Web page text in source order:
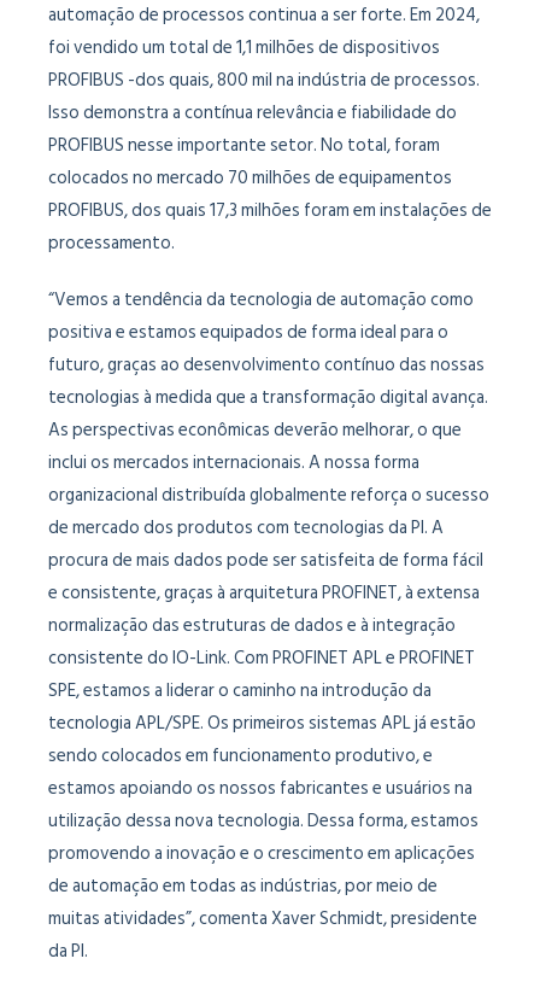
automação de processos continua a ser forte. Em 2024,
foi vendido um total de 1,1 milhões de dispositivos
PROFIBUS -dos quais, 800 mil na indústria de processos.
Isso demonstra a contínua relevância e fiabilidade do
PROFIBUS nesse importante setor. No total, foram
colocados no mercado 70 milhões de equipamentos
PROFIBUS, dos quais 17,3 milhões foram em instalações de
processamento.
“Vemos a tendência da tecnologia de automação como
positiva e estamos equipados de forma ideal para o
futuro, graças ao desenvolvimento contínuo das nossas
tecnologias à medida que a transformação digital avança.
As perspectivas econômicas deverão melhorar, o que
inclui os mercados internacionais. A nossa forma
organizacional distribuída globalmente reforça o sucesso
de mercado dos produtos com tecnologias da PI. A
procura de mais dados pode ser satisfeita de forma fácil
e consistente, graças à arquitetura PROFINET, à extensa
normalização das estruturas de dados e à integração
consistente do IO-Link. Com PROFINET APL e PROFINET
SPE, estamos a liderar o caminho na introdução da
tecnologia APL/SPE. Os primeiros sistemas APL já estão
sendo colocados em funcionamento produtivo, e
estamos apoiando os nossos fabricantes e usuários na
utilização dessa nova tecnologia. Dessa forma, estamos
promovendo a inovação e o crescimento em aplicações
de automação em todas as indústrias, por meio de
muitas atividades”, comenta Xaver Schmidt, presidente
da PI.